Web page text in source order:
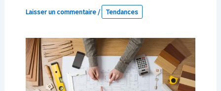
Laisser un commentaire / Tendances